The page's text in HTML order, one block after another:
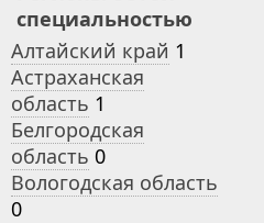
специальностью
Алтайский край 1
Астраханская
область 1
Белгородская
область 0
Вологодская область
0